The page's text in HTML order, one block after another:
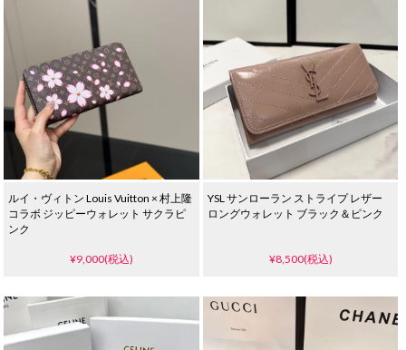
ルイ・ヴィトン Louis Vuitton × 村上隆
コラボ ジッピーウォレット サクラピ
ンク
¥9,000(税込)
YSL サンローラン ストライプ レザー
ロングウォレット ブラック＆ピンク
¥8,500(税込)